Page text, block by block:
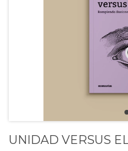
UNIDAD VERSUS EL